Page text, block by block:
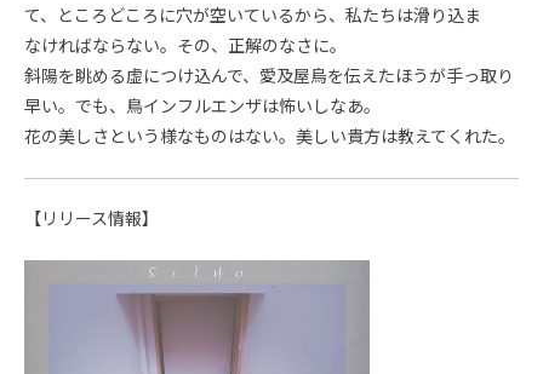
て、ところどころに穴が空いているから、私たちは滑り込ま
なければならない。その、正解のなさに。
斜陽を眺める虚につけ込んで、愛及屋烏を伝えたほうが手っ取り
早い。でも、鳥インフルエンザは怖いしなあ。
花の美しさという様なものはない。美しい貴方は教えてくれた。
【リリース情報】